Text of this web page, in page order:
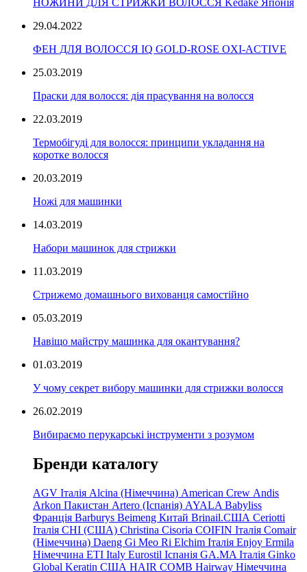
НОЖИНИ ДЛЯ СТРИЖКИ ВОЛОССЯ Kedake Японія
29.04.2022
ФЕН ДЛЯ ВОЛОССЯ IQ GOLD-ROSE OXI-ACTIVE
25.03.2019
Праски для волосся: дія прасування на волосся
22.03.2019
Термобігуді для волосся: принципи укладання на
коротке волосся
20.03.2019
Ножі для машинки
14.03.2019
Набори машинок для стрижки
11.03.2019
Стрижемо домашнього вихованця самостійно
05.03.2019
Навіщо майстру машинка для окантування?
01.03.2019
У чому секрет вибору машинки для стрижки волосся
26.02.2019
Вибираємо перукарські інструменти з розумом
Бренди каталогу
AGV Італія Alcina (Німеччина) American Crew Andis
Arkon Пакистан Artero (Іспанія) AYALA Babyliss
Франція Barburys Beimeng Китай Brinail.США Ceriotti
Італія CHI (США) Christina Cisoria COIFIN Італія Comair
(Німеччина) Daeng Gi Meo Ri Elchim Італія Enjoy Ermila
Німеччина ETI Italy Eurostil Іспанія GA.MA Італія Ginko
Global Keratin США HAIR COMB Hairway Німеччина